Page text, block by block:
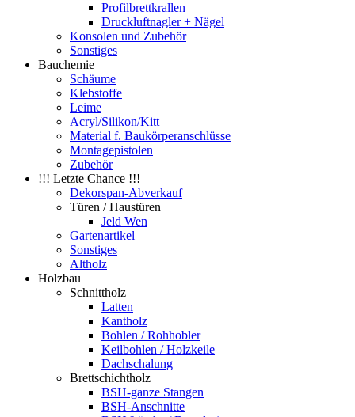
Profilbrettkrallen
Druckluftnagler + Nägel
Konsolen und Zubehör
Sonstiges
Bauchemie
Schäume
Klebstoffe
Leime
Acryl/Silikon/Kitt
Material f. Baukörperanschlüsse
Montagepistolen
Zubehör
!!! Letzte Chance !!!
Dekorspan-Abverkauf
Türen / Haustüren
Jeld Wen
Gartenartikel
Sonstiges
Altholz
Holzbau
Schnittholz
Latten
Kantholz
Bohlen / Rohhobler
Keilbohlen / Holzkeile
Dachschalung
Brettschichtholz
BSH-ganze Stangen
BSH-Anschnitte